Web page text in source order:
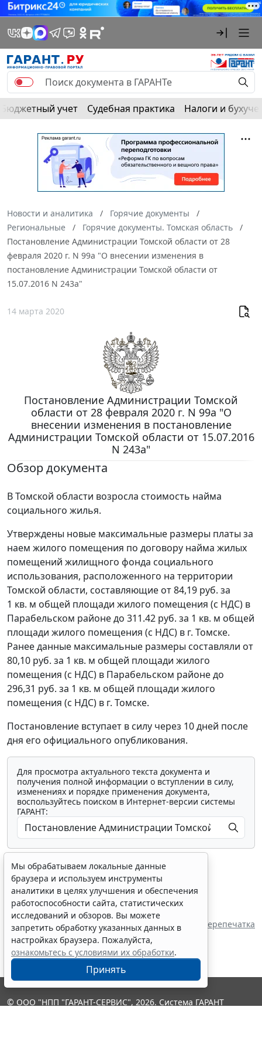
Бюджетный учет Судебная практика Налоги и
Новости и аналитика
Горячие документы
Региональные
Горячие документы. Томская область
Постановление Администрации Томской области от 28
февраля 2020 г. N 99а "О внесении изменения в
постановление Администрации Томской области от
15.07.2016 N 243а"
14 марта 2020
Постановление Администрации Томской
области от 28 февраля 2020 г. N 99а "О
внесении изменения в постановление
Администрации Томской области от 15.07.2016
N 243а"
Обзор документа
В Томской области возросла стоимость найма
социального жилья.
Утверждены новые максимальные размеры платы за
наем жилого помещения по договору найма жилых
помещений жилищного фонда социального
использования, расположенного на территории
Томской области, составляющие от 84,19 руб. за
1 кв. м общей площади жилого помещения (с НДС) в
Парабельском районе до 311.42 руб. за 1 кв. м общей
площади жилого помещения (с НДС) в г. Томске.
Ранее данные максимальные размеры составляли от
80,10 руб. за 1 кв. м общей площади жилого
помещения (с НДС) в Парабельском районе до
296,31 руб. за 1 кв. м общей площади жилого
помещения (с НДС) в г. Томске.
Постановление вступает в силу через 10 дней после
дня его официального опубликования.
Для просмотра актуального текста документа и
получения полной информации о вступлении в силу,
изменениях и порядке применения документа,
воспользуйтесь поиском в Интернет-версии системы
ГАРАНТ:
Показать все материалы
Источник: Администрация Томской области Перепечатка
Мы обрабатываем локальные данные
браузера и используем инструменты
аналитики в целях улучшения и обеспечения
работоспособности сайта, статистических
исследований и обзоров. Вы можете
запретить обработку указанных данных в
настройках браузера. Пожалуйста,
ознакомьтесь с условиями их обработки.
Принять
© ООО "НПП "ГАРАНТ-СЕРВИС", 2026. Система ГАРАНТ